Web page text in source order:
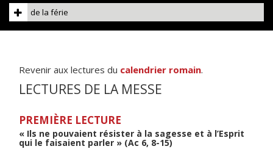
de la férie
Revenir aux lectures du calendrier romain.
LECTURES DE LA MESSE
PREMIÈRE LECTURE
« Ils ne pouvaient résister à la sagesse et à l’Esprit
qui le faisaient parler » (Ac 6, 8-15)